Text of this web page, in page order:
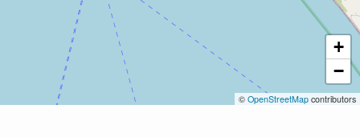
+
−
© OpenStreetMap contributors